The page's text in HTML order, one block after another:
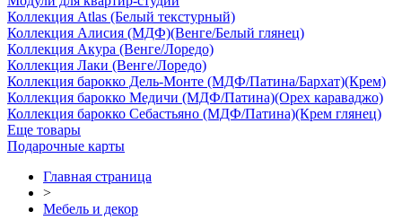
Коллекция Atlas (Белый текстурный)
Коллекция Алисия (МДФ)(Венге/Белый глянец)
Коллекция Акура (Венге/Лоредо)
Коллекция Лаки (Венге/Лоредо)
Коллекция барокко Дель-Монте (МДФ/Патина/Бархат)(Крем)
Коллекция барокко Медичи (МДФ/Патина)(Орех караваджо)
Коллекция барокко Себастьяно (МДФ/Патина)(Крем глянец)
Еще товары
Подарочные карты
Главная страница
>
Мебель и декор